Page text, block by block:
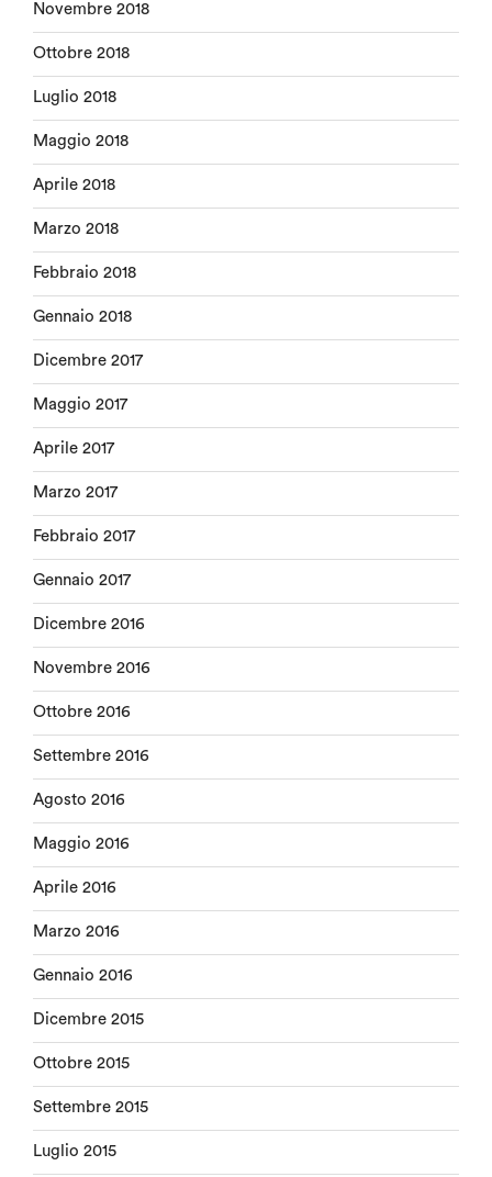
Novembre 2018
Ottobre 2018
Luglio 2018
Maggio 2018
Aprile 2018
Marzo 2018
Febbraio 2018
Gennaio 2018
Dicembre 2017
Maggio 2017
Aprile 2017
Marzo 2017
Febbraio 2017
Gennaio 2017
Dicembre 2016
Novembre 2016
Ottobre 2016
Settembre 2016
Agosto 2016
Maggio 2016
Aprile 2016
Marzo 2016
Gennaio 2016
Dicembre 2015
Ottobre 2015
Settembre 2015
Luglio 2015